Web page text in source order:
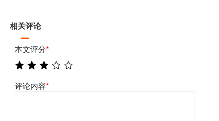
相关评论
本文评分*
评论内容*